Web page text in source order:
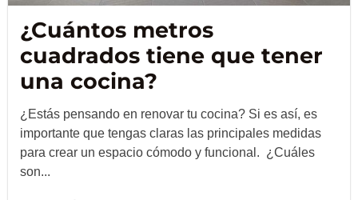
¿Cuántos metros
cuadrados tiene que tener
una cocina?
¿Estás pensando en renovar tu cocina? Si es así, es
importante que tengas claras las principales medidas
para crear un espacio cómodo y funcional. ¿Cuáles
son...